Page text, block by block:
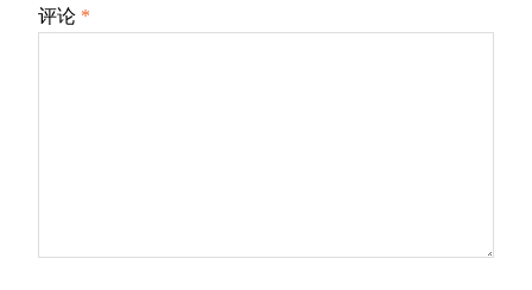
评论 *